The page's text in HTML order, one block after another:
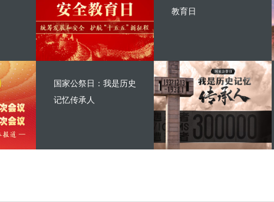
教育日
国家公祭日：我是历史
记忆传承人